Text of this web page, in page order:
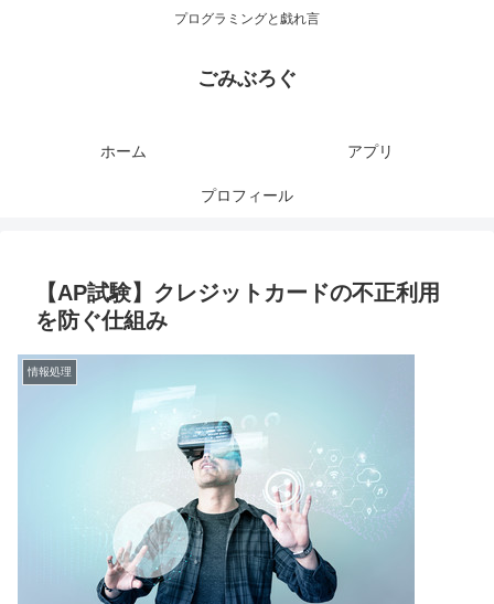
プログラミングと戯れ言
ごみぶろぐ
ホーム アプリ
プロフィール
【AP試験】クレジットカードの不正利用
を防ぐ仕組み
情報処理